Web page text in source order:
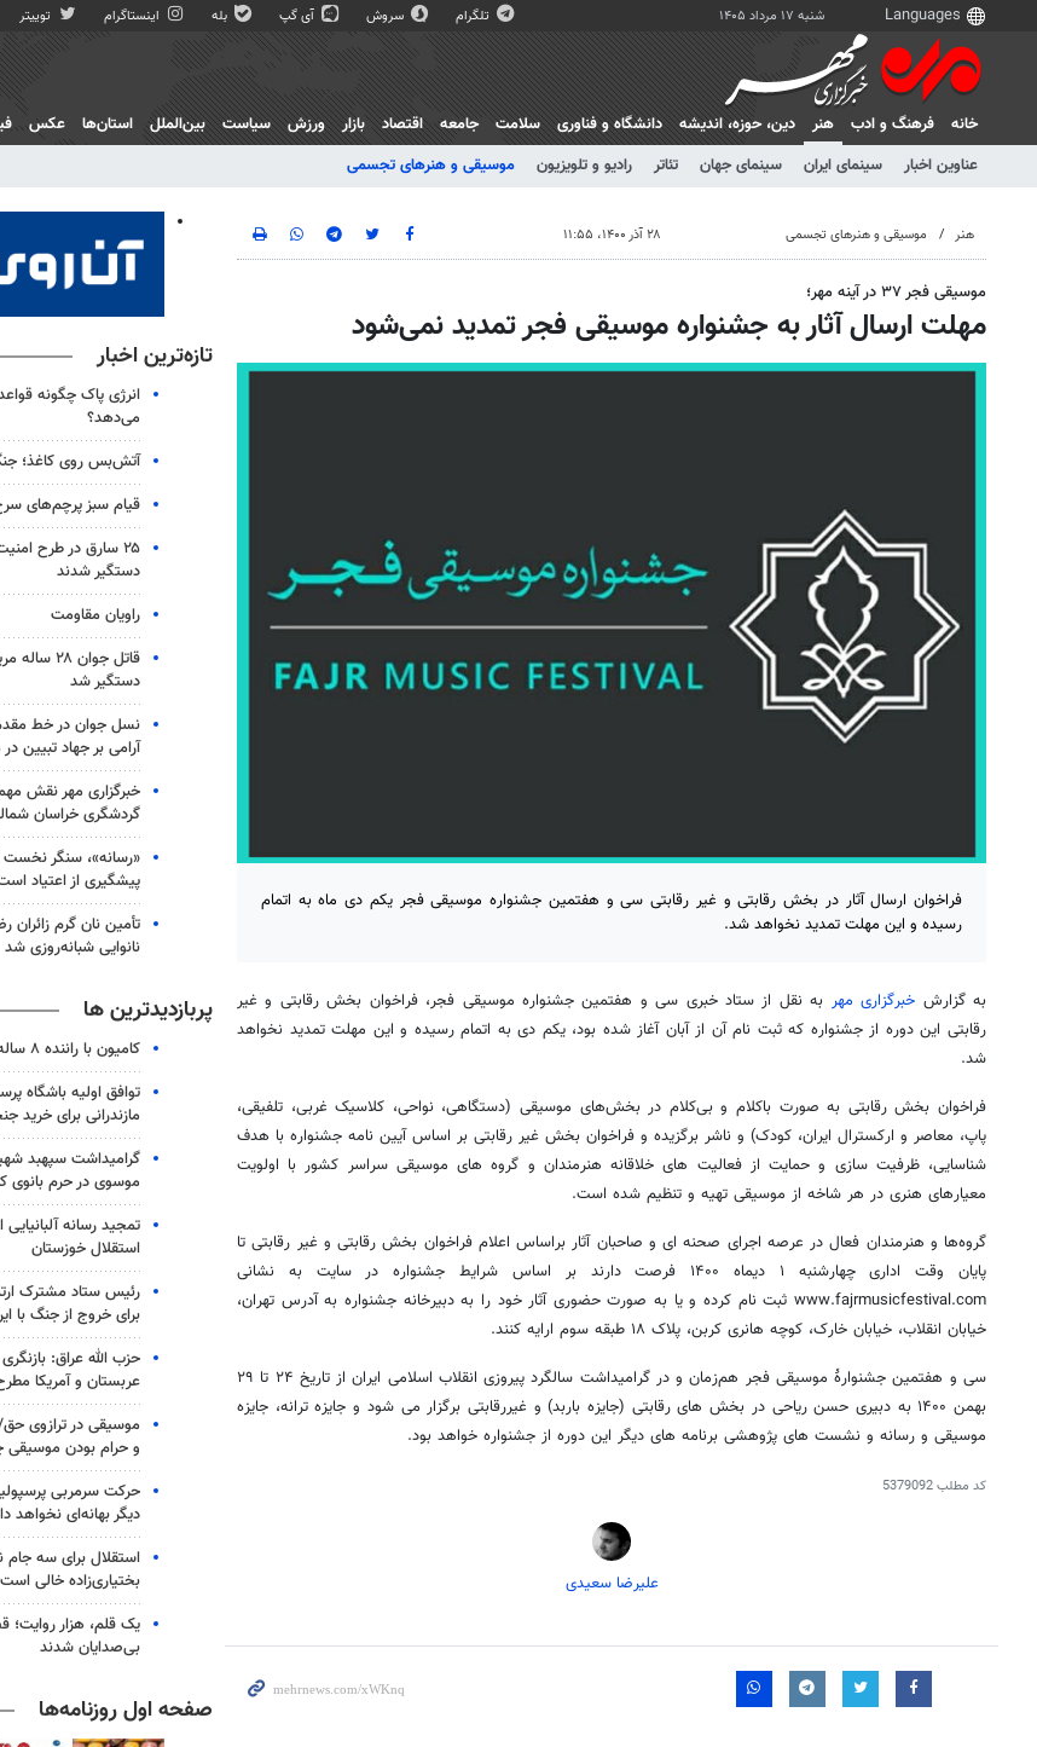
شنبه ۱۷ مرداد ۱۴۰۵ تلگرام سروش آی گپ بله اینستاگرام توییتر
خانه فرهنگ و ادب
هنر
عناوین اخبار
سینمای ایران سینمای جهان تئاتر رادیو و تلویزیون موسیقی و هنرهای تجسمی
دين، حوزه، انديشه دانشگاه و فناوری سلامت جامعه اقتصاد بازار ورزش سیاست بین‌الملل استان‌ها عکس
هنر موسیقی و هنرهای تجسمی ۲۸ آذر ۱۴۰۰، ۱۱:۵۵
موسیقی فجر ۳۷ در آینه مهر؛
مهلت ارسال آثار به جشنواره موسیقی فجر تمدید نمی‌شود
فراخوان ارسال آثار در بخش رقابتی و غیر رقابتی سی و هفتمین جشنواره موسیقی فجر یکم دی ماه به اتمام
رسیده و این مهلت تمدید نخواهد شد.
به گزارش خبرگزاری مهر به نقل از ستاد خبری سی و هفتمین جشنواره موسیقی فجر، فراخوان بخش رقابتی و غیر
رقابتی این دوره از جشنواره که ثبت نام آن از آبان آغاز شده بود، یکم دی به اتمام رسیده و این مهلت تمدید نخواهد
شد.
فراخوان بخش رقابتی به صورت باکلام و بی‌کلام در بخش‌های موسیقی (دستگاهی، نواحی، کلاسیک غربی، تلفیقی،
پاپ، معاصر و ارکسترال ایران، کودک) و ناشر برگزیده و فراخوان بخش غیر رقابتی بر اساس آیین نامه جشنواره با هدف
شناسایی، ظرفیت سازی و حمایت از فعالیت های خلاقانه هنرمندان و گروه های موسیقی سراسر کشور با اولویت
معیارهای هنری در هر شاخه از موسیقی تهیه و تنظیم شده است.
گروه‌ها و هنرمندان فعال در عرصه اجرای صحنه ای و صاحبان آثار براساس اعلام فراخوان بخش رقابتی و غیر رقابتی تا
پایان وقت اداری چهارشنبه ۱ دیماه ۱۴۰۰ فرصت دارند بر اساس شرایط جشنواره در سایت به نشانی
www.fajrmusicfestival.com ثبت نام کرده و یا به صورت حضوری آثار خود را به دبیرخانه جشنواره به آدرس تهران،
خیابان انقلاب، خیابان خارک، کوچه هانری کربن، پلاک ۱۸ طبقه سوم ارایه کنند.
سی‌ و هفتمین جشنوارۀ موسیقی فجر هم‌زمان و در گرامیداشت سالگرد پیروزی انقلاب اسلامی ایران از تاریخ ۲۴ تا ۲۹
بهمن ۱۴۰۰ به دبیری حسن ریاحی در بخش های رقابتی (جایزه باربد) و غیررقابتی برگزار می شود و جایزه ترانه، جایزه
موسیقی و رسانه و نشست های پژوهشی برنامه های دیگر این دوره از جشنواره خواهد بود.
کد مطلب5379092
علیرضا سعیدی
تازه‌ترین اخبار
انرژی پاک چگونه
می‌دهد؟
آتش‌بس روی کاغذ؛
قیام سبز پرچم‌های
۲۵ سارق در طرح
دستگیر شدند
راویان مقاومت
قاتل جوان
دستگیر شد
نسل جوان در خط
آرامی بر جهاد تبیین
خبرگزاری مهر نقش
گردشگری خراسان
«رسانه»، سنگر
پیشگیری از اعتیاد
نانوایی شبانه‌روزی شد
پربازدیدترین ها
کامیون با راننده ۸ ساله در اصفهان توقیف شد
توافق اولیه باشگاه
مازندرانی برای خرید
گرامیداشت سپهبد
موسوی در حرم بانوی
تمجید رسانه
استقلال خوزستان
رئیس ستاد مشترک
برای خروج از جنگ با
حزب الله عراق:
عربستان و آمریکا
موسیقی در ترازوی
و حرام بودن موسیقی
حرکت سرمربی
دیگر بهانه‌ای نخواهد
استقلال برای سه جام
بختیاری‌زاده خالی است
یک قلم، هزار روایت؛
بی‌صدایان شدند
صفحه اول روزنامه‌ها